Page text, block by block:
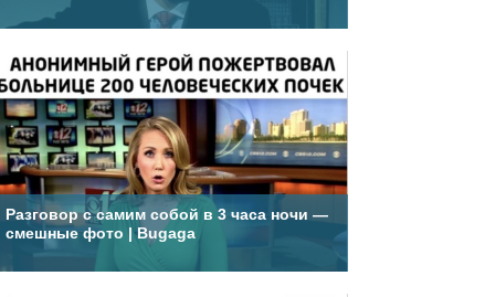
Разговор с самим собой в 3 часа ночи —
смешные фото | Bugaga